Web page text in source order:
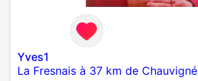
Yves1
La Fresnais à 37 km de Chauvigné